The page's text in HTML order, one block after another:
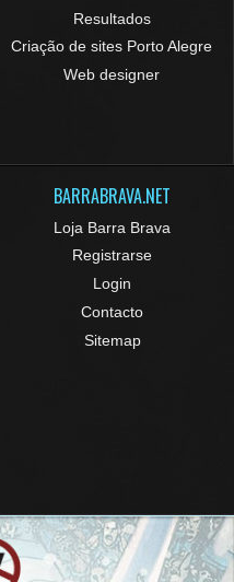
Resultados
Criação de sites Porto Alegre
Web designer
BARRABRAVA.NET
Loja Barra Brava
Registrarse
Login
Contacto
Sitemap